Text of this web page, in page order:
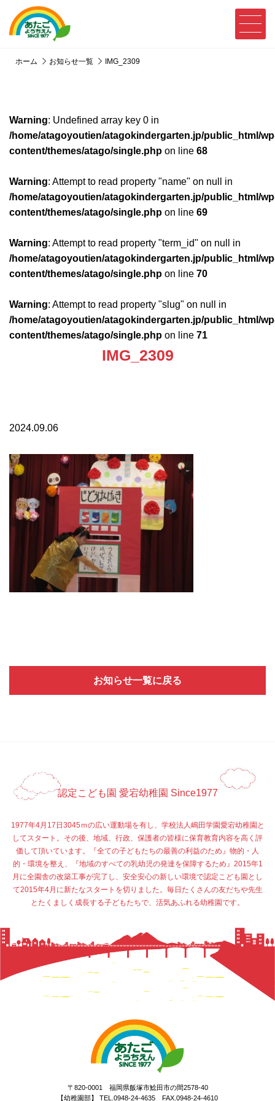
ホーム お知らせ一覧 IMG_2309
Warning: Undefined array key 0 in
/home/atagoyoutien/atagokindergarten.jp/public_html/
content/themes/atago/single.php on line 68
Warning: Attempt to read property "name" on null in
/home/atagoyoutien/atagokindergarten.jp/public_html/
content/themes/atago/single.php on line 69
Warning: Attempt to read property "term_id" on null in
/home/atagoyoutien/atagokindergarten.jp/public_html/
content/themes/atago/single.php on line 70
Warning: Attempt to read property "slug" on null in
/home/atagoyoutien/atagokindergarten.jp/public_html/
content/themes/atago/single.php on line 71
IMG_2309
2024.09.06
お知らせ一覧に戻る
認定こども園 愛宕幼稚園 Since1977
1977年4月17日3045ｍの広い運動場を有し、学校法人嶋田学園愛宕幼稚園と
してスタート。その後、地域、行政、保護者の皆様に保育教育内容を高く評
価して頂いています。『全ての子どもたちの最善の利益のため』物的・人
的・環境を整え、『地域のすべての乳幼児の発達を保障するため』2015年1
月に全園舎の改築工事が完了し、安全安心の新しい環境で認定こども園とし
て2015年4月に新たなスタートを切りました。毎日たくさんの友だちや先生
とたくましく成長する子どもたちで、活気あふれる幼稚園です。
〒820-0001 福岡県飯塚市鯰田市の間2578-40
【幼稚園部】 TEL.0948-24-4635 FAX.0948-24-4610